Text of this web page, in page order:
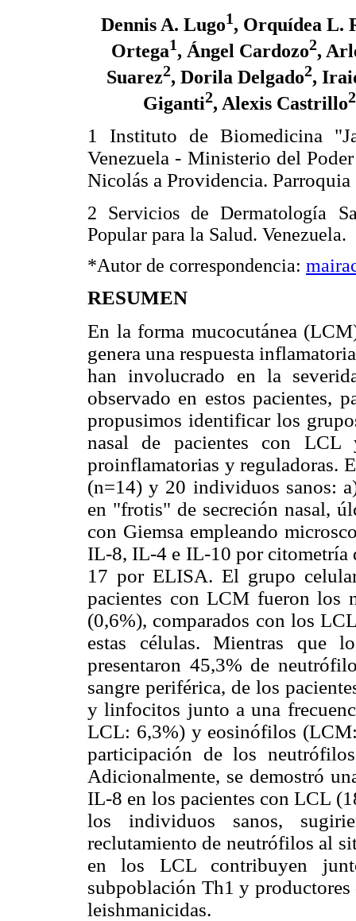
Dennis A. Lugo1, Orquídea L.
Ortega1, Ángel Cardozo2,
Suarez2, Dorila Delgado2,
Giganti2, Alexis Castrillo2
1 Instituto de Biomedicina
Venezuela - Ministerio del
Nicolás a Providencia. Parroquia
2 Servicios de Dermatología
Popular para la Salud. Venezuela.
*Autor de correspondencia:
RESUMEN
En la forma mucocutánea
genera una respuesta
han involucrado en la
observado en estos pacientes,
propusimos identificar los
nasal de pacientes con
proinflamatorias y reguladoras.
(n=14) y 20 individuos sanos:
en "frotis" de secreción nasal,
con Giemsa empleando
IL-8, IL-4 e IL-10 por
17 por ELISA. El grupo
pacientes con LCM fueron los
(0,6%), comparados con los
estas células. Mientras
presentaron 45,3% de
sangre periférica, de los
y linfocitos junto a una
LCL: 6,3%) y eosinófilos
participación de los
Adicionalmente, se demostró
IL-8 en los pacientes con LCL
los individuos sanos,
reclutamiento de neutrófilos al
en los LCL contribuyen
subpoblación Th1 y
leishmanicidas.